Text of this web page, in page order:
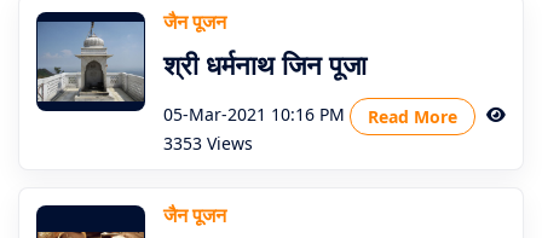
जैन पूजन
श्री धर्मनाथ जिन पूजा
05-Mar-2021 10:16 PM
Read More
3353 Views
जैन पूजन